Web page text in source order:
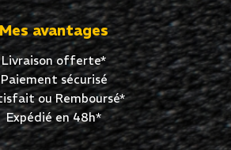
Mes avantages
Livraison offerte*
Paiement sécurisé
ou Remboursé*
Expédié en 48h*